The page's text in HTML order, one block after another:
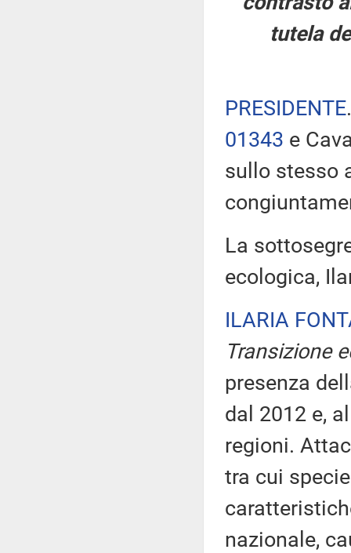
tutela
PRESIDENTE
01343 e
sullo stesso
La
ecologica,
ILARIA
Transizione
presenza
dal 2012 e,
regioni.
tra cui
nazionale,